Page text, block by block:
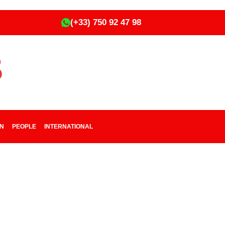
(+33) 750 92 47 98
PEOPLE INTERNATIONAL